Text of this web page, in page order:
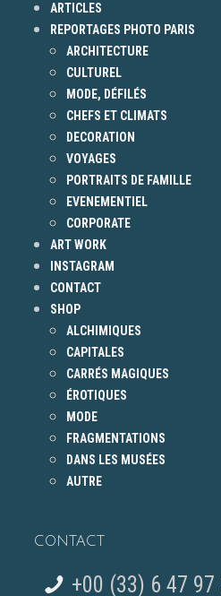
ARTICLES
REPORTAGES PHOTO PARIS
ARCHITECTURE
CULTUREL
MODE, DÉFILÉS
CHEFS ET CLIMATS
DECORATION
VOYAGES
PORTRAITS DE FAMILLE
EVENEMENTIEL
CORPORATE
ART WORK
INSTAGRAM
CONTACT
SHOP
ALCHIMIQUES
CAPITALES
CARRÉS MAGIQUES
ÉROTIQUES
MODE
FRAGMENTATIONS
DANS LES MUSÉES
AUTRE
CONTACT
+00 (33) 6 47 97